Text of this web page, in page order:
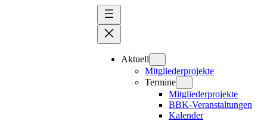
Aktuell
Mitgliederprojekte
Termine
Mitgliederprojekte
BBK-Veranstaltungen
Kalender